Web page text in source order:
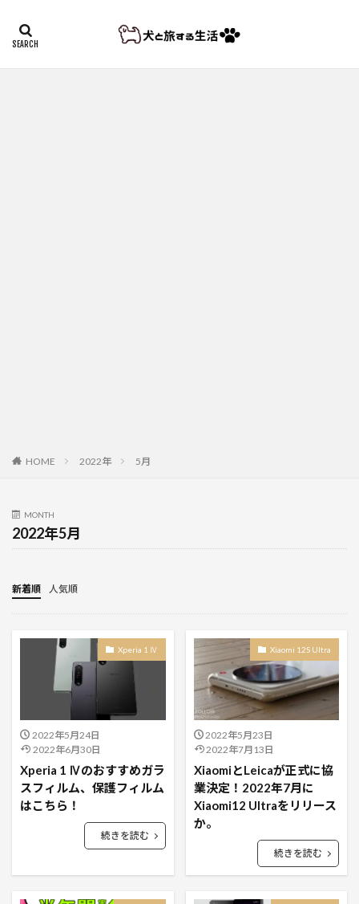
HOME 2022年 5月
MONTH
2022年5月
新着順 人気順
Xperia 1 Ⅳ
2022年5月24日
2022年6月30日
Xperia 1 Ⅳのおすすめガラ
スフィルム、保護フィルム
はこちら！
続きを読む
Xiaomi 12S Ultra
2022年5月23日
2022年7月13日
XiaomiとLeicaが正式に協
業決定！2022年7月に
Xiaomi12 Ultraをリリース
か。
続きを読む